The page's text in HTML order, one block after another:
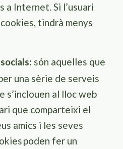
a Internet. Si l’usuari
cookies, tindrà menys
són aquelles que
una sèrie de serveis
s’inclouen al lloc web
que comparteixi el
amics i les seves
poden fer un